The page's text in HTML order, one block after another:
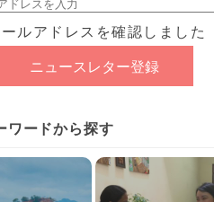
ルアドレスを確認しました
ワードから探す